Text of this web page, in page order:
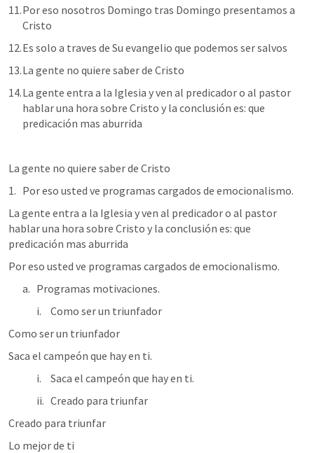
Por eso nosotros Domingo tras Domingo presentamos a
Cristo
Es solo a traves de Su evangelio que podemos ser salvos
La gente no quiere saber de Cristo
La gente entra a la Iglesia y ven al predicador o al pastor
hablar una hora sobre Cristo y la conclusión es: que
predicación mas aburrida
La gente no quiere saber de Cristo
Por eso usted ve programas cargados de emocionalismo.
La gente entra a la Iglesia y ven al predicador o al pastor
hablar una hora sobre Cristo y la conclusión es: que
predicación mas aburrida
Por eso usted ve programas cargados de emocionalismo.
Programas motivaciones.
Como ser un triunfador
Como ser un triunfador
Saca el campeón que hay en ti.
Saca el campeón que hay en ti.
Creado para triunfar
Creado para triunfar
Lo mejor de ti